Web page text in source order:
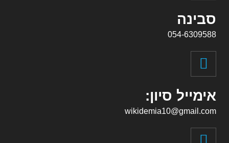
סבינה
054-6309588
אימייל סיון:
wikidemia10@gmail.com